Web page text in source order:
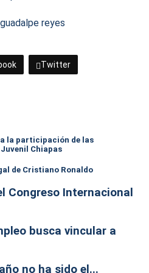
reyes
Twitter
la participación de las
Chiapas
de Cristiano Ronaldo
Congreso Internacional
busca vincular a
no ha sido el...